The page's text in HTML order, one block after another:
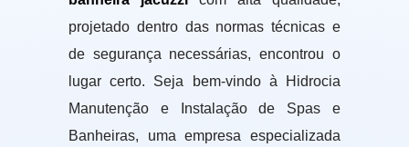
projetado dentro das normas técnicas e
de segurança necessárias, encontrou o
lugar certo. Seja bem-vindo à Hidrocia
Manutenção e Instalação de Spas e
Banheiras, uma empresa especializada